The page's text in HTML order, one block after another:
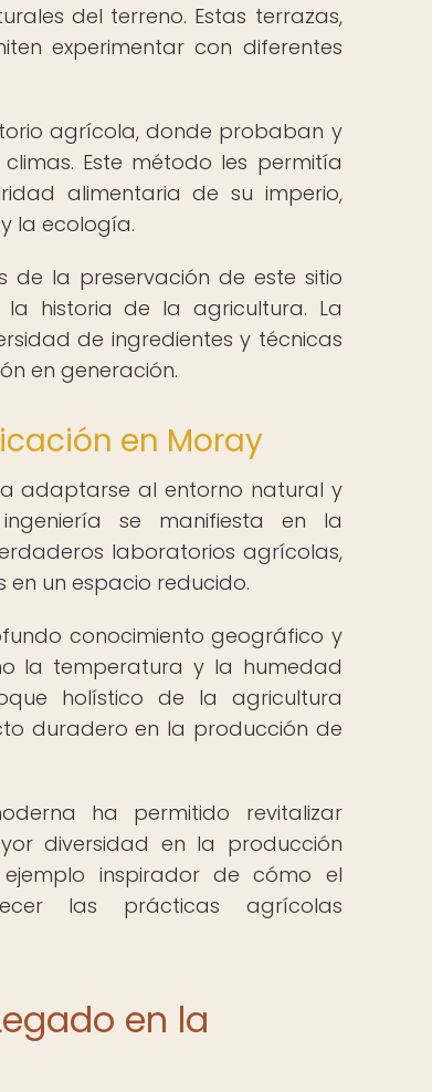
del terreno. Estas terrazas,
experimentar con diferentes
agrícola, donde probaban y
Este método les permitía
alimentaria de su imperio,
la ecología.
de la preservación de este sitio
historia de la agricultura. La
de ingredientes y técnicas
en generación.
en Moray
adaptarse al entorno natural y
se manifiesta en la
laboratorios agrícolas,
un espacio reducido.
conocimiento geográfico y
la temperatura y la humedad
holístico de la agricultura
duradero en la producción de
ha permitido revitalizar
diversidad en la producción
inspirador de cómo el
las prácticas agrícolas
en la